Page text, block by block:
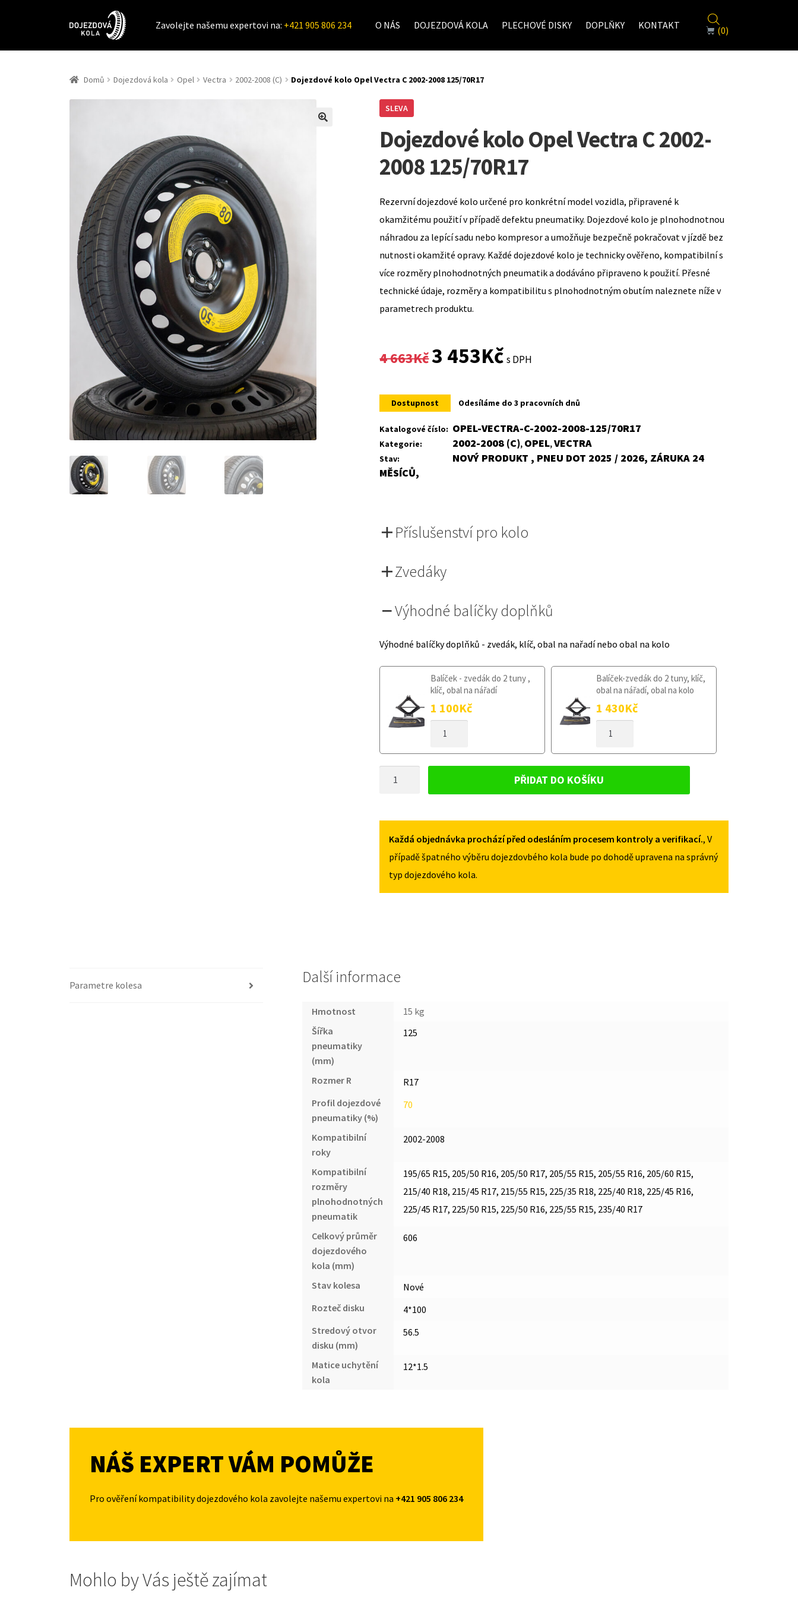
Zavolejte našemu expertovi na: +421 905 806 234 O NÁS DOJEZDOVÁ KOLA PLECHOVÉ DISKY DOPLŇKY KONTAKT (0)
Domů Dojezdová kola Opel Vectra 2002-2008 (C) Dojezdové kolo Opel Vectra C 2002-2008 125/70R17
SLEVA
Dojezdové kolo Opel Vectra C 2002-
2008 125/70R17
Rezervní dojezdové kolo určené pro konkrétní model vozidla, připravené k
okamžitému použití v případě defektu pneumatiky. Dojezdové kolo je plnohodnotnou
náhradou za lepící sadu nebo kompresor a umožňuje bezpečně pokračovat v jízdě bez
nutnosti okamžité opravy. Každé dojezdové kolo je technicky ověřeno, kompatibilní s
více rozměry plnohodnotných pneumatik a dodáváno připraveno k použití. Přesné
technické údaje, rozměry a kompatibilitu s plnohodnotným obutím naleznete níže v
parametrech produktu.
4 663Kč
Original
was:
4
663Kč.
3 453KčCurrent
is:
3
453Kč.
s DPH
Dostupnost Odesíláme do 3 pracovních dnů
Katalogové číslo: OPEL-VECTRA-C-2002-2008-125/70R17
Kategorie: 2002-2008 (C), OPEL,VECTRA
Stav:
NOVÝ PRODUKT , PNEU DOT 2025 / 2026, ZÁRUKA 24
MĚSÍCŮ,
Příslušenství pro kolo
Zvedáky
Výhodné balíčky doplňků
Výhodné balíčky doplňků - zvedák, klíč, obal na nařadí nebo obal na kolo
Balíček - zvedák do 2 tuny ,
klíč, obal na nářadí
1 100Kč
KOLO
2008
MNOŽSTVÍ
Balíček-zvedák do 2 tuny, klíč,
obal na nářadí, obal na kolo
1 430Kč
KOLO
C
2002-
2008
MNOŽSTVÍ
2008
125/70R17
MNOŽSTVÍ
PŘIDAT DO KOŠÍKU
Každá objednávka prochází před odesláním procesem kontroly a verifikací., V
případě špatného výběru dojezdovbého kola bude po dohodě upravena na správný
typ dojezdového kola.
Parametre kolesa Další informace
Hmotnost
15 kg
Šířka
pneumatiky
(mm)
125
Rozmer R
R17
Profil dojezdové
pneumatiky (%)
70
Kompatibilní
roky
2002-2008
Kompatibilní
rozměry
plnohodnotných
pneumatik
195/65 R15, 205/50 R16, 205/50 R17, 205/55 R15, 205/55 R16, 205/60 R15,
215/40 R18, 215/45 R17, 215/55 R15, 225/35 R18, 225/40 R18, 225/45 R16,
225/45 R17, 225/50 R15, 225/50 R16, 225/55 R15, 235/40 R17
Celkový průměr
dojezdového
kola (mm)
606
Stav kolesa
Nové
Rozteč disku
4*100
Stredový otvor
disku (mm)
56.5
Matice uchytění
kola
12*1.5
NÁŠ EXPERT VÁM POMŮŽE
Pro ověření kompatibility dojezdového kola zavolejte našemu expertovi na +421 905 806 234
Mohlo by Vás ještě zajímat